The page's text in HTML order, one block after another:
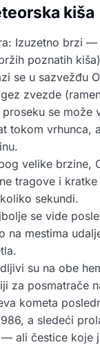
kiša
Izuzetno brzi
poznatih
se u sazvežđu
zvezde
se može
tokom vrhunca,
velike brzine,
tragove i
sekundi.
se vide
na mestima
su na obe
za posmatrače
kometa
a sledeći
ali čestice koje